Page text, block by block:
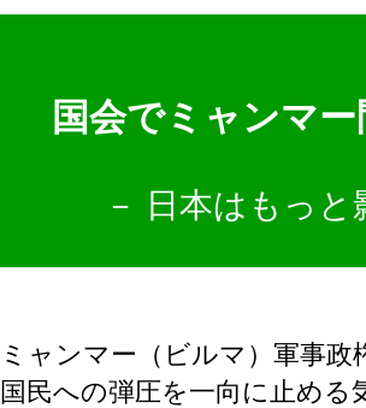
国会でミャンマ
－ 日本はもっ
ミャンマー（ビルマ）軍事
国民への弾圧を一向に止める